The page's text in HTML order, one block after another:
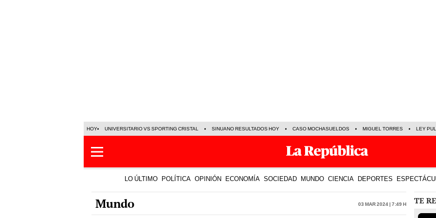
HOY UNIVERSITARIO VS SPORTING CRISTAL SINUANO RESULTADOS HOY CASO MOCHASUELDOS MIGUEL TORRES LEY
LO ÚLTIMO POLÍTICA OPINIÓN ECONOMÍA SOCIEDAD MUNDO CIENCIA DEPORTES
Mundo 03 Mar 2024 | 7:49 h TE